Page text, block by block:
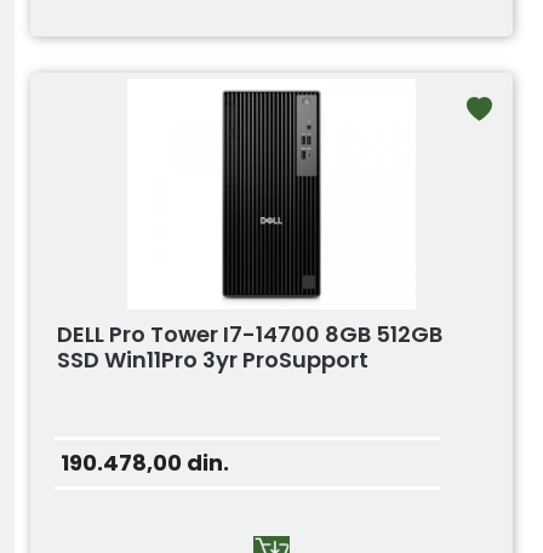
DELL Pro Tower I7-14700 8GB 512GB
SSD Win11Pro 3yr ProSupport
190.478,00 din.